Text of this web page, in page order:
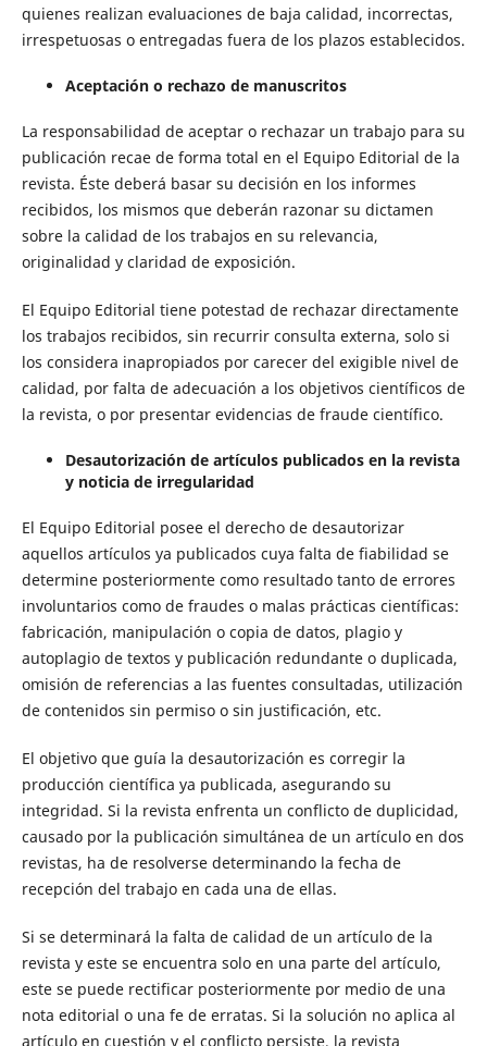
quienes realizan evaluaciones de baja calidad, incorrectas,
irrespetuosas o entregadas fuera de los plazos establecidos.
Aceptación o rechazo de manuscritos
La responsabilidad de aceptar o rechazar un trabajo para su
publicación recae de forma total en el Equipo Editorial de la
revista. Éste deberá basar su decisión en los informes
recibidos, los mismos que deberán razonar su dictamen
sobre la calidad de los trabajos en su relevancia,
originalidad y claridad de exposición.
El Equipo Editorial tiene potestad de rechazar directamente
los trabajos recibidos, sin recurrir consulta externa, solo si
los considera inapropiados por carecer del exigible nivel de
calidad, por falta de adecuación a los objetivos científicos de
la revista, o por presentar evidencias de fraude científico.
Desautorización de artículos publicados en la revista
y noticia de irregularidad
El Equipo Editorial posee el derecho de desautorizar
aquellos artículos ya publicados cuya falta de fiabilidad se
determine posteriormente como resultado tanto de errores
involuntarios como de fraudes o malas prácticas científicas:
fabricación, manipulación o copia de datos, plagio y
autoplagio de textos y publicación redundante o duplicada,
omisión de referencias a las fuentes consultadas, utilización
de contenidos sin permiso o sin justificación, etc.
El objetivo que guía la desautorización es corregir la
producción científica ya publicada, asegurando su
integridad. Si la revista enfrenta un conflicto de duplicidad,
causado por la publicación simultánea de un artículo en dos
revistas, ha de resolverse determinando la fecha de
recepción del trabajo en cada una de ellas.
Si se determinará la falta de calidad de un artículo de la
revista y este se encuentra solo en una parte del artículo,
este se puede rectificar posteriormente por medio de una
nota editorial o una fe de erratas. Si la solución no aplica al
artículo en cuestión y el conflicto persiste, la revista